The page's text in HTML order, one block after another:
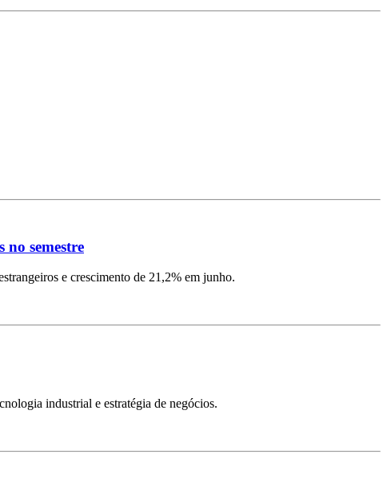
no semestre
e crescimento de 21,2% em junho.
industrial e estratégia de negócios.